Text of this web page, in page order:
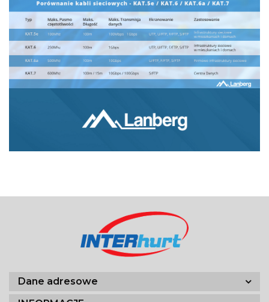
Dane adresowe